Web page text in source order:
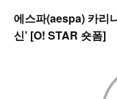
에스파(aespa) 카리
신’ [O! STAR 숏폼]